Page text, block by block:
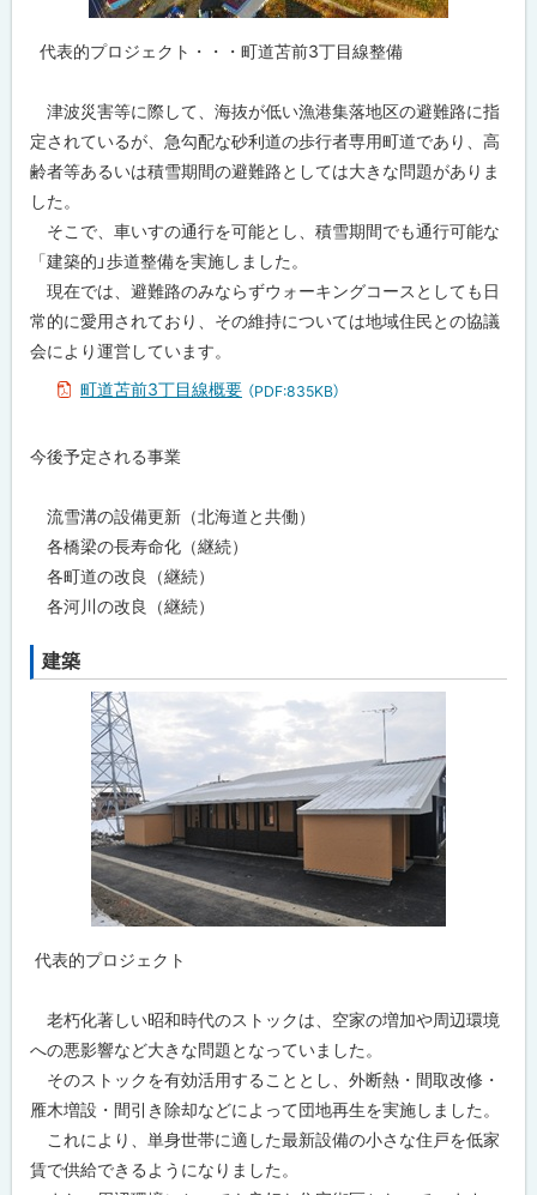
代表的プロジェクト・・・町道苫前3丁目線整備
津波災害等に際して、海抜が低い漁港集落地区の避難路に指
定されているが、急勾配な砂利道の歩行者専用町道であり、高
齢者等あるいは積雪期間の避難路としては大きな問題がありま
した。
そこで、車いすの通行を可能とし、積雪期間でも通行可能な
「建築的」歩道整備を実施しました。
現在では、避難路のみならずウォーキングコースとしても日
常的に愛用されており、その維持については地域住民との協議
会により運営しています。
町道苫前3丁目線概要 （PDF:835KB）
今後予定される事業
流雪溝の設備更新（北海道と共働）
各橋梁の長寿命化（継続）
各町道の改良（継続）
各河川の改良（継続）
建築
代表的プロジェクト
老朽化著しい昭和時代のストックは、空家の増加や周辺環境
への悪影響など大きな問題となっていました。
そのストックを有効活用することとし、外断熱・間取改修・
雁木増設・間引き除却などによって団地再生を実施しました。
これにより、単身世帯に適した最新設備の小さな住戸を低家
賃で供給できるようになりました。